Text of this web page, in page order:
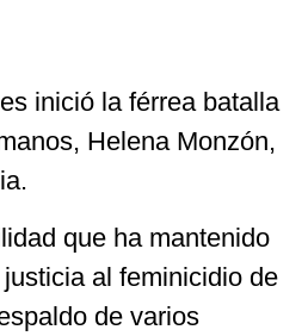
inició la férrea batalla
Helena Monzón,
que ha mantenido
al feminicidio de
de varios